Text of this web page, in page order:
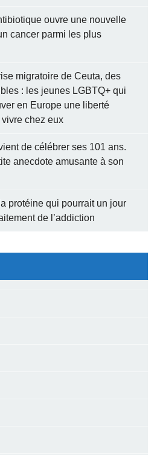
ouvre une nouvelle
cancer parmi les plus
migratoire de Ceuta, des
: les jeunes LGBTQ+ qui
en Europe une liberté
chez eux
de célébrer ses 101 ans.
anecdote amusante à son
protéine qui pourrait un jour
de l’addiction